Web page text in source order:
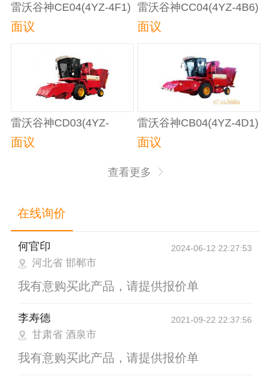
雷沃谷神CE04(4YZ-4F1)
自走式玉米收割机
面议
雷沃谷神CC04(4YZ-4B6)
自走式玉米收获机
面议
雷沃谷神CD03(4YZ-
3H1)自走式玉米收割机
面议
雷沃谷神CB04(4YZ-4D1)
自走式玉米收获机
面议
查看更多
在线询价
何官印 2024-06-12 22:27:53
河北省 邯郸市
我有意购买此产品，请提供报价单
李寿德 2021-09-22 22:37:56
甘肃省 酒泉市
我有意购买此产品，请提供报价单